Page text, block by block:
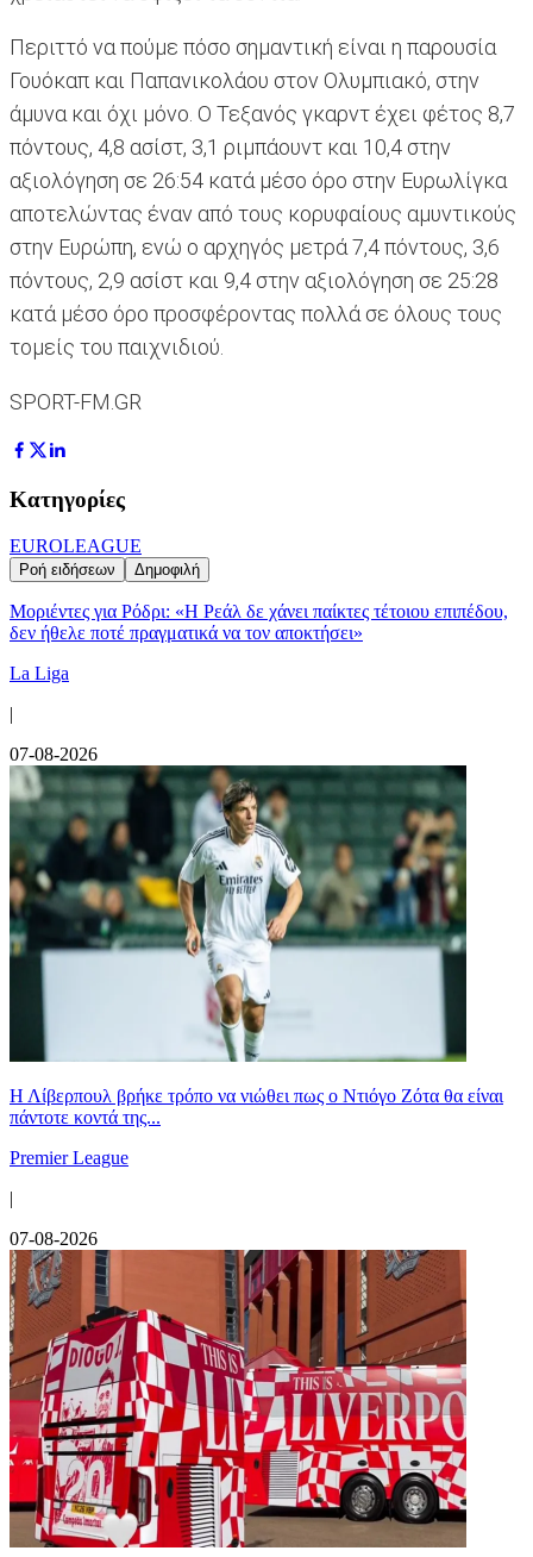
Περιττό να πούμε πόσο σημαντική είναι η παρουσία
Γουόκαπ και Παπανικολάου στον Ολυμπιακό, στην
άμυνα και όχι μόνο. Ο Τεξανός γκαρντ έχει φέτος 8,7
πόντους, 4,8 ασίστ, 3,1 ριμπάουντ και 10,4 στην
αξιολόγηση σε 26:54 κατά μέσο όρο στην Ευρωλίγκα
αποτελώντας έναν από τους κορυφαίους αμυντικούς
στην Ευρώπη, ενώ ο αρχηγός μετρά 7,4 πόντους, 3,6
πόντους, 2,9 ασίστ και 9,4 στην αξιολόγηση σε 25:28
κατά μέσο όρο προσφέροντας πολλά σε όλους τους
τομείς του παιχνιδιού.
SPORT-FM.GR
Κατηγορίες
EUROLEAGUE
Ροή ειδήσεων Δημοφιλή
Μοριέντες για Ρόδρι: «Η Ρεάλ δε χάνει παίκτες τέτοιου επιπέδου,
δεν ήθελε ποτέ πραγματικά να τον αποκτήσει»
La Liga
|
07-08-2026
Η Λίβερπουλ βρήκε τρόπο να νιώθει πως ο Ντιόγο Ζότα θα είναι
πάντοτε κοντά της...
Premier League
|
07-08-2026